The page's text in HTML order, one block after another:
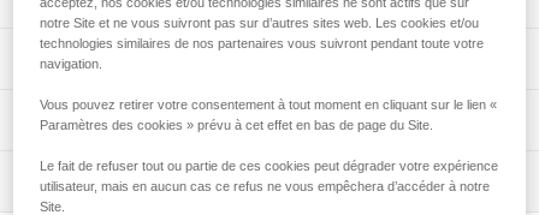
découvrez ePPEcentre
Procédure de vérification EPI
Fiche de suivi EPI
verif-EPI-harnais-PRO-suivi-FR
Conseils pour l'entretien de vos équipements
notre Site et ne vous suivront pas sur d’autres sites web. Les cookies et/ou
technologies similaires de nos partenaires vous suivront pendant toute votre
navigation.
Vous pouvez retirer votre consentement à tout moment en cliquant sur le lien «
Paramètres des cookies » prévu à cet effet en bas de page du Site.
Le fait de refuser tout ou partie de ces cookies peut dégrader votre expérience
utilisateur, mais en aucun cas ce refus ne vous empêchera d’accéder à notre
Site.